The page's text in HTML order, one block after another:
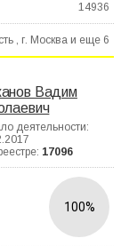
14936
, г. Москва и еще 6
Вадим
деятельности:
17096
100%